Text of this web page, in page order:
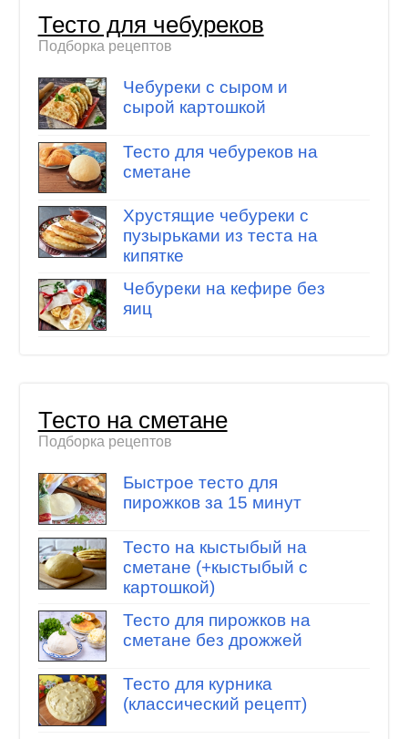
Тесто для чебуреков
Подборка рецептов
Чебуреки с сыром и
сырой картошкой
Тесто для чебуреков на
сметане
Хрустящие чебуреки с
пузырьками из теста на
кипятке
Чебуреки на кефире без
яиц
Тесто на сметане
Подборка рецептов
Быстрое тесто для
пирожков за 15 минут
Тесто на кыстыбый на
сметане (+кыстыбый с
картошкой)
Тесто для пирожков на
сметане без дрожжей
Тесто для курника
(классический рецепт)